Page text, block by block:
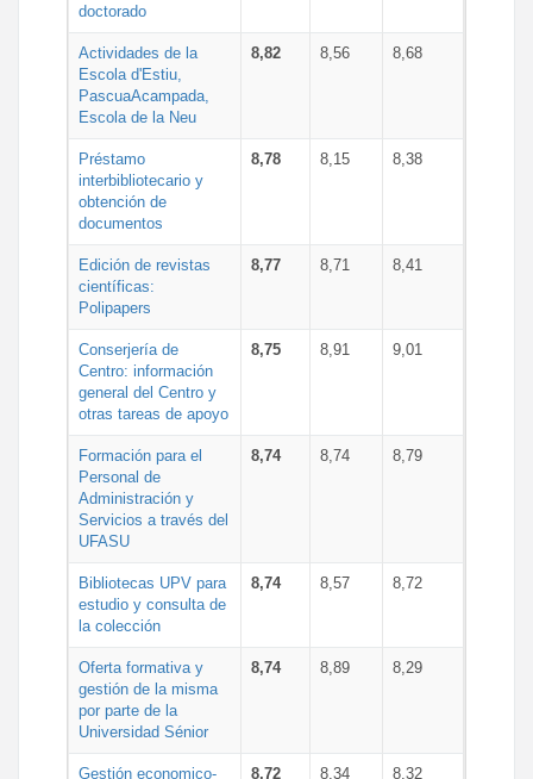
doctorado
Actividades de la
Escola d'Estiu,
PascuaAcampada,
Escola de la Neu
8,82 8,56 8,68
Préstamo
interbibliotecario y
obtención de
documentos
8,78 8,15 8,38
Edición de revistas
científicas:
Polipapers
8,77 8,71 8,41
Conserjería de
Centro: información
general del Centro y
otras tareas de apoyo
8,75 8,91 9,01
Formación para el
Personal de
Administración y
Servicios a través del
UFASU
8,74 8,74 8,79
Bibliotecas UPV para
estudio y consulta de
la colección
8,74 8,57 8,72
Oferta formativa y
gestión de la misma
por parte de la
Universidad Sénior
8,74 8,89 8,29
Gestión economico- 8,72 8,34 8,32